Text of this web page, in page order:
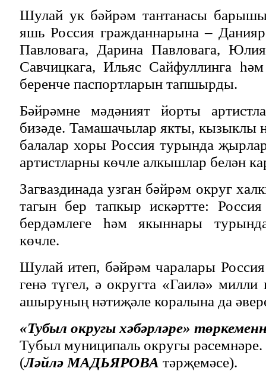
Шулай ук бәйрәм тантанасы
яшь Россия гражданнарына –
Павловага, Дарина Павловага,
Савчицкага, Ильяс Сайфуллинга
беренче паспортларын тапшырды.
Бәйрәмне мәдәният йорты
бизәде. Тамашачылар якты, кызыклы
балалар хоры Россия турында
артистларны көчле алкышлар белән
Загваздинада узган бәйрәм округ
тагын бер тапкыр искәртте:
бердәмлеге һәм якыннары
көчле.
Шулай итеп, бәйрәм чаралары
генә түгел, ә округта «Гаилә»
ашыруның нәтиҗәле коралына да
«Тубыл округы хәбәрләре»
Тубыл муниципаль округы рәсемнәре.
(Ләйлә МАДЬЯРОВА тәрҗемәсе).